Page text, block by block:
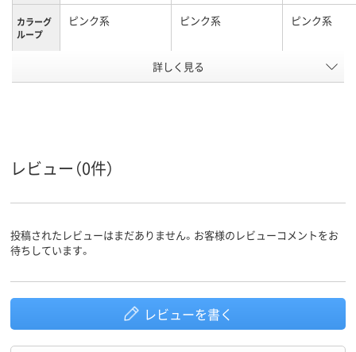
カラーグ
ループ
ピンク系 ピンク系 ピンク系
M
アスクル
商品環境
25
詳しく見る
レビュー（0件）
投稿されたレビューはまだありません。お客様のレビューコメントをお
待ちしています。
レビューを書く